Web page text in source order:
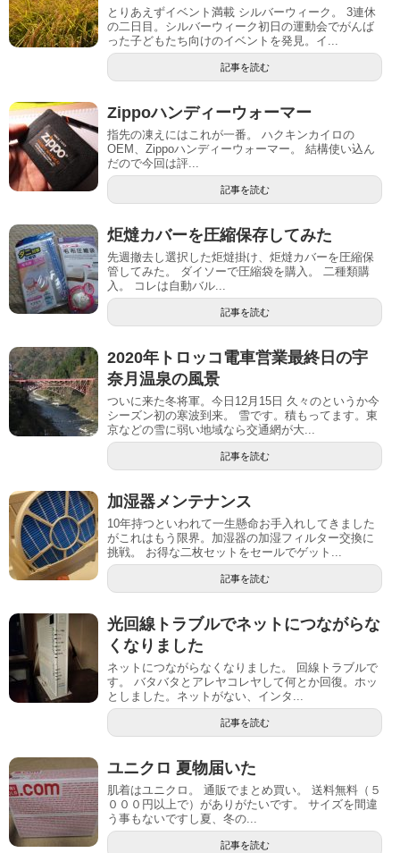
とりあえずイベント満載 シルバーウィーク。 3連休
の二日目。シルバーウィーク初日の運動会でがんば
った子どもたち向けのイベントを発見。イ...
記事を読む
Zippoハンディーウォーマー
指先の凍えにはこれが一番。 ハクキンカイロの
OEM、Zippoハンディーウォーマー。 結構使い込ん
だので今回は評...
記事を読む
炬燵カバーを圧縮保存してみた
先週撤去し選択した炬燵掛け、炬燵カバーを圧縮保
管してみた。 ダイソーで圧縮袋を購入。 二種類購
入。 コレは自動バル...
記事を読む
2020年トロッコ電車営業最終日の宇
奈月温泉の風景
ついに来た冬将軍。今日12月15日 久々のというか今
シーズン初の寒波到来。 雪です。積もってます。東
京などの雪に弱い地域なら交通網が大...
記事を読む
加湿器メンテナンス
10年持つといわれて一生懸命お手入れしてきました
がこれはもう限界。加湿器の加湿フィルター交換に
挑戦。 お得な二枚セットをセールでゲット...
記事を読む
光回線トラブルでネットにつながらな
くなりました
ネットにつながらなくなりました。 回線トラブルで
す。 バタバタとアレヤコレヤして何とか回復。ホッ
としました。ネットがない、インタ...
記事を読む
ユニクロ 夏物届いた
肌着はユニクロ。 通販でまとめ買い。 送料無料（５
０００円以上で）がありがたいです。 サイズを間違
う事もないですし夏、冬の...
記事を読む